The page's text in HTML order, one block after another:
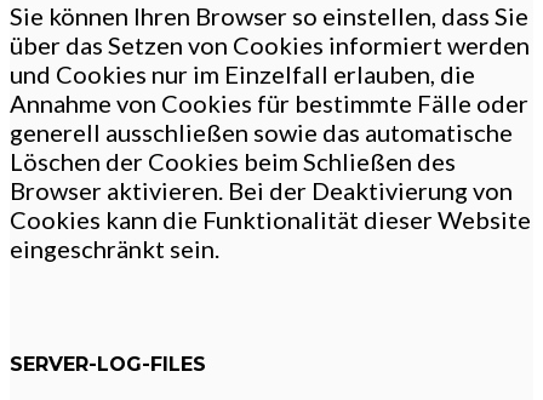
Sie können Ihren Browser so einstellen, dass Sie
über das Setzen von Cookies informiert werden
und Cookies nur im Einzelfall erlauben, die
Annahme von Cookies für bestimmte Fälle oder
generell ausschließen sowie das automatische
Löschen der Cookies beim Schließen des
Browser aktivieren. Bei der Deaktivierung von
Cookies kann die Funktionalität dieser Website
eingeschränkt sein.
SERVER-LOG-FILES